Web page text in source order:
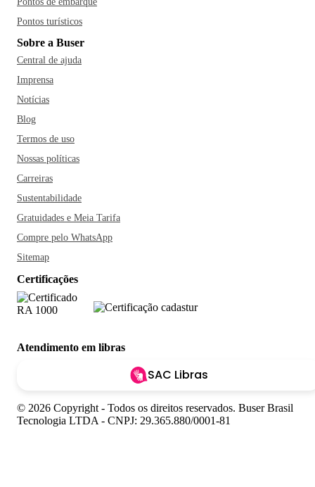
Pontos turísticos
Sobre a Buser
Central de ajuda
Imprensa
Notícias
Blog
Termos de uso
Nossas políticas
Carreiras
Sustentabilidade
Gratuidades e Meia Tarifa
Compre pelo WhatsApp
Sitemap
Certificações
Atendimento em libras
SAC Libras
© 2026 Copyright - Todos os direitos reservados. Buser Brasil
Tecnologia LTDA - CNPJ: 29.365.880/0001-81